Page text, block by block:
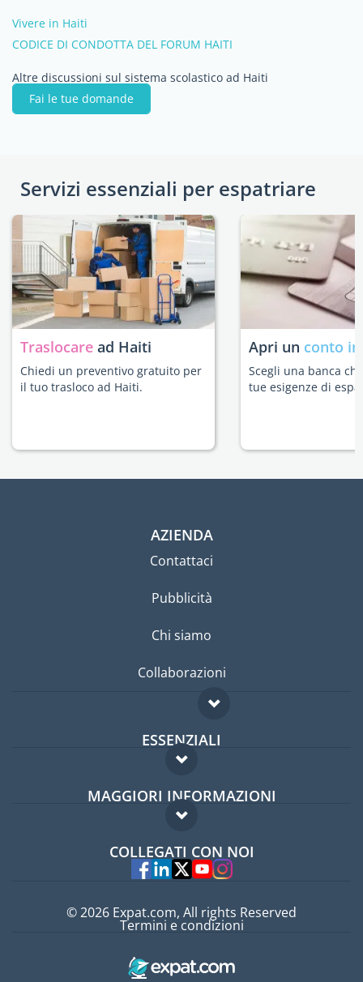
Vivere in Haiti
CODICE DI CONDOTTA DEL FORUM HAITI
Altre discussioni sul sistema scolastico ad Haiti
Fai le tue domande
Servizi essenziali per espatriare
Traslocare ad Haiti
Chiedi un preventivo gratuito per
il tuo trasloco ad Haiti.
Apri un conto
Scegli una banca
tue esigenze di
AZIENDA
Contattaci
Pubblicità
Chi siamo
Collaborazioni
ESSENZIALI
Forum per expat
Guida per expat
MAGGIORI INFORMAZIONI
Domande frequenti
Esperti
COLLEGATI CON NOI
© 2026 Expat.com, All rights Reserved
Termini e condizioni